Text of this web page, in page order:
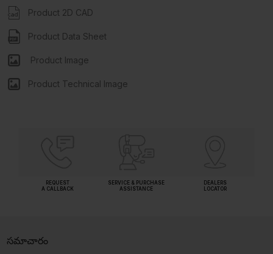
Product 2D CAD
Product Data Sheet
Product Image
Product Technical Image
REQUEST
A CALLBACK
SERVICE & PURCHASE
ASSISTANCE
DEALERS
LOCATOR
సమాచారం